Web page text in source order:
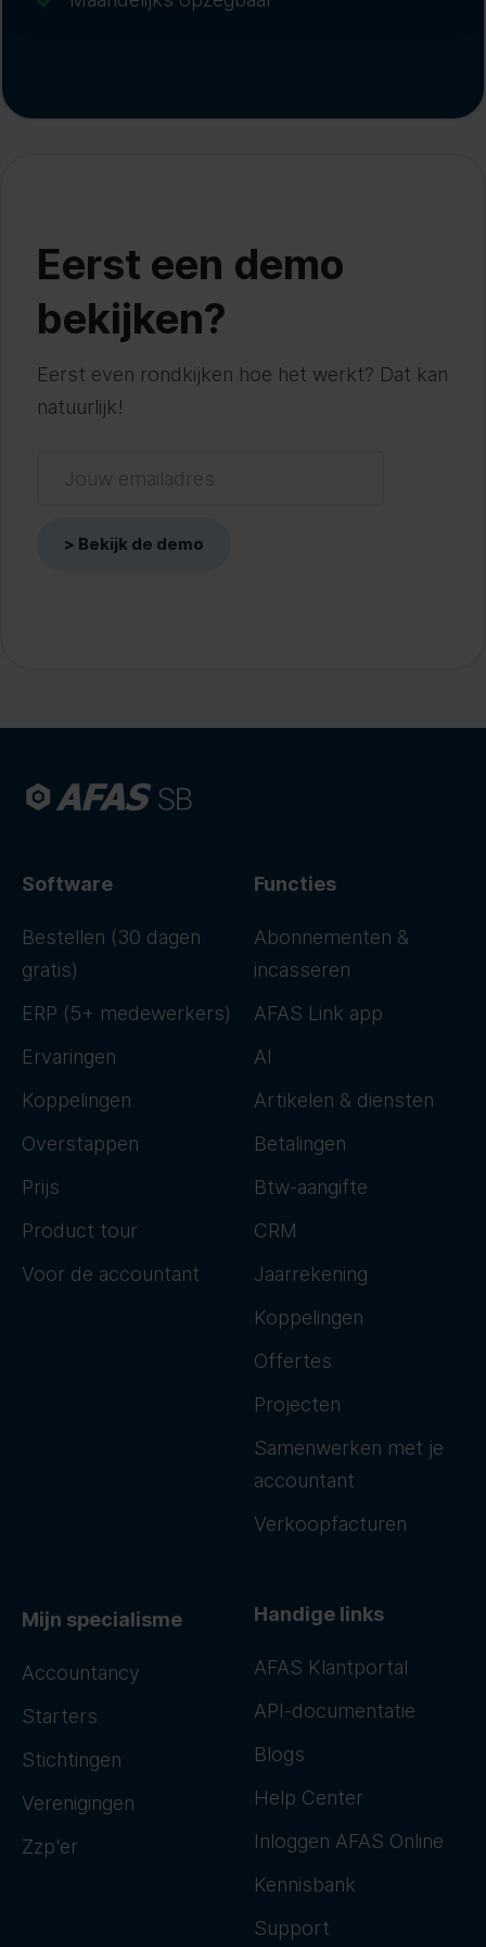
Eerst een demo
bekijken?
Eerst even rondkijken hoe het werkt? Dat kan
natuurlijk!
Software
Bestellen (30 dagen
gratis)
ERP (5+ medewerkers)
Ervaringen
Koppelingen
Overstappen
Prijs
Product tour
Voor de accountant
Functies
Abonnementen &
incasseren
AFAS Link app
AI
Artikelen & diensten
Betalingen
Btw-aangifte
CRM
Jaarrekening
Koppelingen
Offertes
Projecten
Samenwerken met je
accountant
Verkoopfacturen
Mijn specialisme
Accountancy
Starters
Stichtingen
Verenigingen
Zzp'er
Handige links
AFAS Klantportal
API-documentatie
Blogs
Help Center
Inloggen AFAS Online
Kennisbank
Support